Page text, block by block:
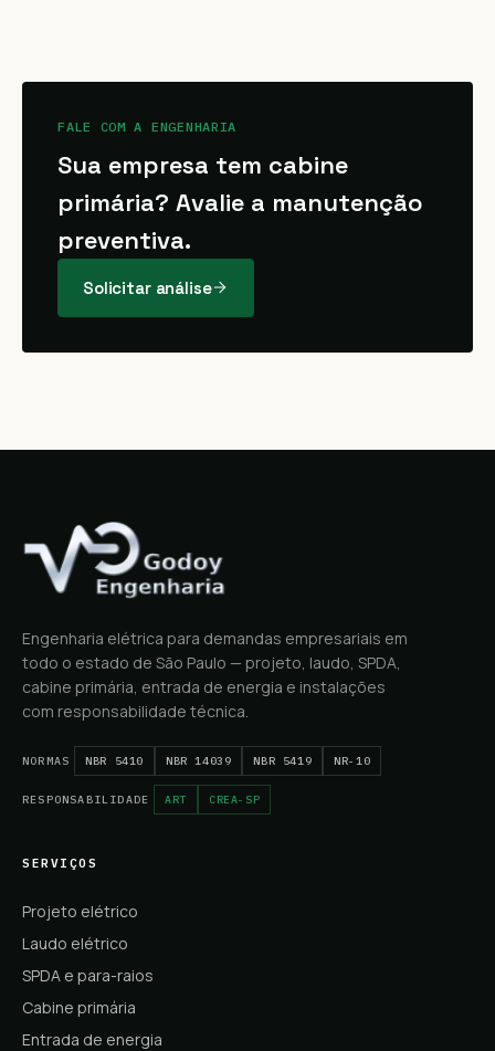
FALE COM A ENGENHARIA
Sua empresa tem cabine
primária? Avalie a manutenção
preventiva.
Solicitar análise
Engenharia elétrica para demandas empresariais em
todo o estado de São Paulo — projeto, laudo, SPDA,
cabine primária, entrada de energia e instalações
com responsabilidade técnica.
NORMAS NBR 5410 NBR 14039 NBR 5419 NR-10
RESPONSABILIDADE ART CREA-SP
SERVIÇOS
Projeto elétrico
Laudo elétrico
SPDA e para-raios
Cabine primária
Entrada de energia